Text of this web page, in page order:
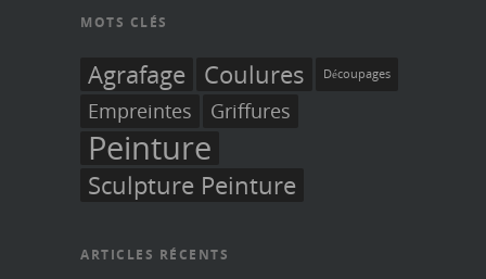
MOTS CLÉS
Agrafage Coulures Découpages
Empreintes Griffures
Peinture
Sculpture Peinture
ARTICLES RÉCENTS